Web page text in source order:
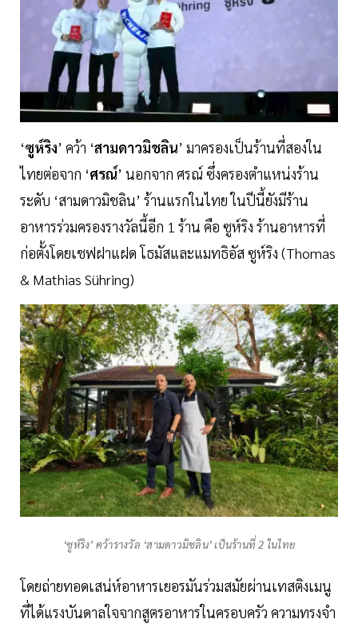
‘ซูห์ริง’ คว้า ‘สามดาวมิชลิน’ มาครองเป็นร้านที่สองใน
ไทยต่อจาก ‘ศรณ์’ นอกจาก ศรณ์ ซึ่งครองตำแหน่งร้าน
ระดับ ‘สามดาวมิชลิน’ ร้านแรกในไทย ในปีนี้ยังมีร้าน
อาหารร่วมครองรางวัลนี้อีก 1 ร้าน คือ ซูห์ริง ร้านอาหารที่
ก่อตั้งโดยเชฟฝาแฝด โธมัสและแมทธิอัส ซูห์ริง (Thomas
& Mathias Sühring)
‘ซูห์ริง’ คว้ารางวัล ‘สามดาวมิชลิน’ เป็นร้านที่ 2 ในไทย
โดยถ่ายทอดเสน่ห์อาหารเยอรมันร่วมสมัยผ่านเทสติงเมนู
ที่ได้แรงบันดาลใจจากสูตรอาหารในครอบครัว ความทรงจำ